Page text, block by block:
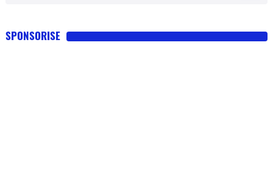
SPONSORISE